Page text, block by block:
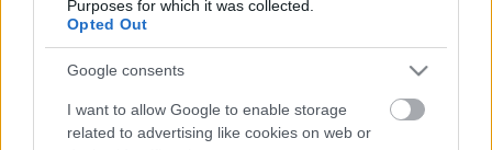
Purposes for which it was collected.
Opted Out
Google consents
I want to allow Google to enable storage
related to advertising like cookies on web or